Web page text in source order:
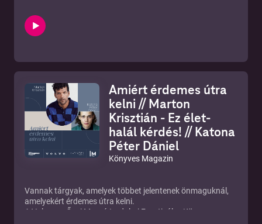
Öt kortárs író – Borda Réka, Halász Rita, Háy János,
Krusovszky Dénes és Marton Krisztián – mesél arról, mi
történik, ha elveszítünk valamit, ami számít, és mit meg
formálódnak, amelyeket érdemes meghallgatni.
Ebben az epizódban Halász Rita Holttér című novelláját
Pálfi Kata előadásában hallhatjátok.
Amiért érdemes útra
kelni // Marton
Krisztián - Ez élet-
halál kérdés! // Katona
Péter Dániel
Könyves Magazin
Vannak tárgyak, amelyek többet jelentenek önmaguknál,
amelyekért érdemes útra kelni.
A Volvo, az Őszi Margó Irodalmi Fesztivál, a Könyves